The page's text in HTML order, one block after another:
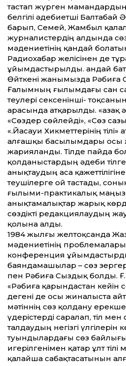
тастап жүрген мамандардың
белгілі әдебиетші Балтабай
барып, Семей, Жамбыл
журналистердің алдында
мәдениетінің қандай
Радиохабар желісінен де
ұйымдастырылды. Қандай
Өйткені жанымызда Рәбиға
Ғалымның ғылымдағы сан
теулері сексенінші-
арасында атқарылды. «Қазақ
«Сөздер сөйлейді», «Сөз
«Қ.Йасауи Хикмет­терінің тілі»
алғашқы басылымдары
жарияланды. Тілде пайда
қолданыстардың әдеби
анықтаудың аса
теушілерге ой тастады,
ғылыми-практикалық
анықтамалықтар жарық
сөздікті редакциялаудың
қолына алды.
1984 жылғы желтоқсанда
мәдениетінің
конференция
баяндамашылар – сөз
пен Рәбиға Сыздық болды.
«Рәбиға қарындастан кейін
дегені де осы жиналыста
мәтіннің сөз қолдану
үдерістерді саралап, тіл
талдаудың негізгі үлгілерін
туындылардағы сөз
игерілгенімен қатар ұлт
қалайша сабақтасатынын